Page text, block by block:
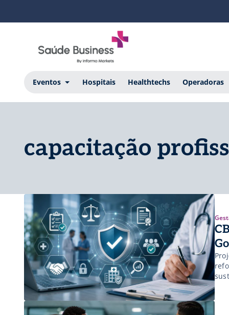
Eventos Hospitais Healthtechs Operadoras
capacitação